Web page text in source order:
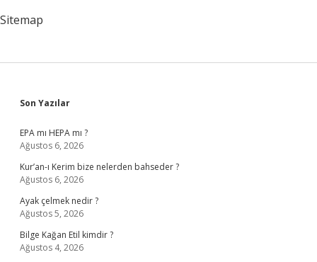
Sitemap
Sidebar
Son Yazılar
EPA mı HEPA mı ?
Ağustos 6, 2026
Kur’an-ı Kerim bize nelerden bahseder ?
Ağustos 6, 2026
Ayak çelmek nedir ?
Ağustos 5, 2026
Bilge Kağan Etil kimdir ?
Ağustos 4, 2026